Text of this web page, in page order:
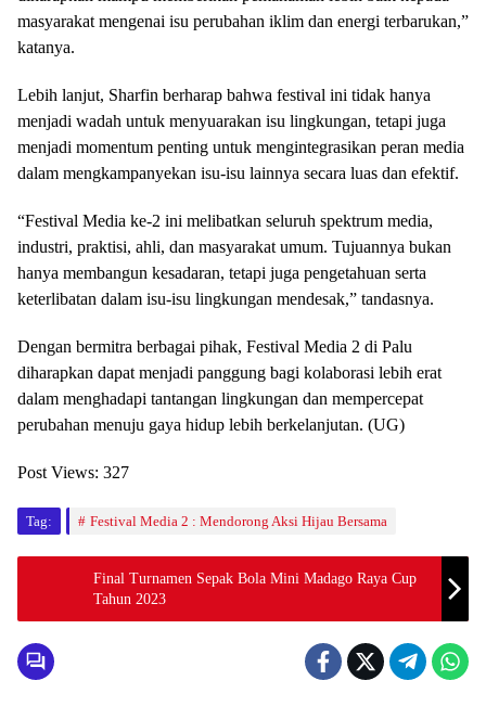
masyarakat mengenai isu perubahan iklim dan energi terbarukan,”
katanya.
Lebih lanjut, Sharfin berharap bahwa festival ini tidak hanya
menjadi wadah untuk menyuarakan isu lingkungan, tetapi juga
menjadi momentum penting untuk mengintegrasikan peran media
dalam mengkampanyekan isu-isu lainnya secara luas dan efektif.
“Festival Media ke-2 ini melibatkan seluruh spektrum media,
industri, praktisi, ahli, dan masyarakat umum. Tujuannya bukan
hanya membangun kesadaran, tetapi juga pengetahuan serta
keterlibatan dalam isu-isu lingkungan mendesak,” tandasnya.
Dengan bermitra berbagai pihak, Festival Media 2 di Palu
diharapkan dapat menjadi panggung bagi kolaborasi lebih erat
dalam menghadapi tantangan lingkungan dan mempercepat
perubahan menuju gaya hidup lebih berkelanjutan. (UG)
Post Views: 327
Tag: Festival Media 2 : Mendorong Aksi Hijau Bersama
Final Turnamen Sepak Bola Mini Madago Raya Cup
Tahun 2023